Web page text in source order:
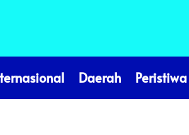
Daerah Peristiwa